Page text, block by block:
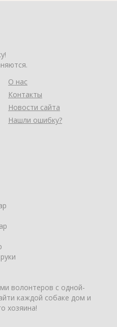
О нас
Контакты
Новости сайта
Нашли ошибку?
волонтеров с одной-
каждой собаке дом и
хозяина!